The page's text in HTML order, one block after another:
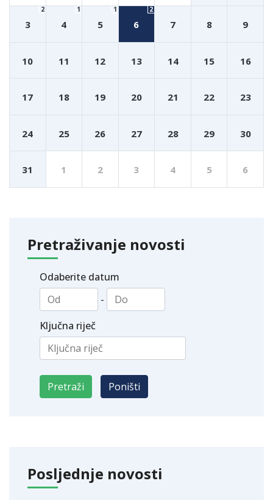
3
2
4
1
5
1
6
2
7 8 9
10 11 12 13 14 15 16
17 18 19 20 21 22 23
24 25 26 27 28 29 30
31 1 2 3 4 5 6
Pretraživanje novosti
Odaberite datum
-
Ključna riječ
Posljednje novosti